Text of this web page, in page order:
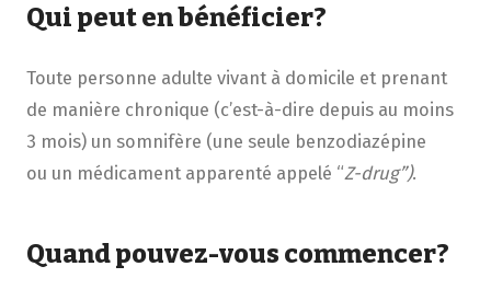
Qui peut en bénéficier?
Toute personne adulte vivant à domicile et prenant
de manière chronique (c’est-à-dire depuis au moins
3 mois) un somnifère (une seule benzodiazépine
ou un médicament apparenté appelé “Z-drug”).
Quand pouvez-vous commencer?